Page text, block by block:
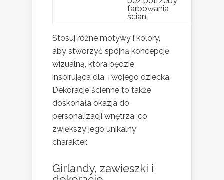
farbowania
ścian.
Stosuj różne motywy i kolory,
aby stworzyć spójną koncepcję
wizualną, która będzie
inspirująca dla Twojego dziecka.
Dekoracje ścienne to także
doskonała okazja do
personalizacji wnętrza, co
zwiększy jego unikalny
charakter.
Girlandy, zawieszki i